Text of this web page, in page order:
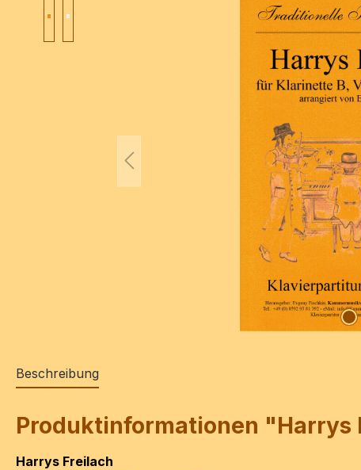
Beschreibung
Produktinformationen "Harrys
Harrys Freilach